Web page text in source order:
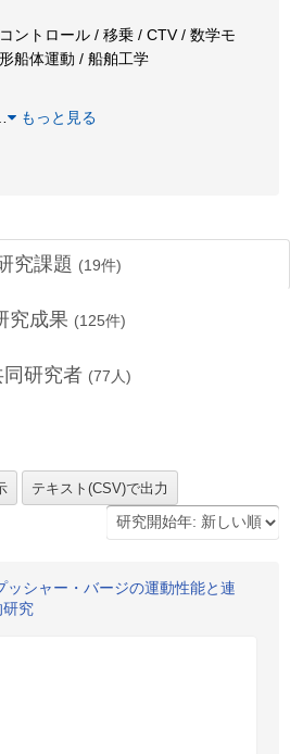
ントロール / 移乗 / CTV / 数学モ
船体運動 / 船舶工学
もっと見る
究課題 (19件)
究成果 (125件)
同研究者 (77 人)
ッシャー・バージの運動性能と連
研究